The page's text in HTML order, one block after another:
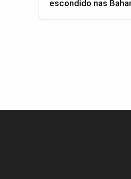
escondido nas